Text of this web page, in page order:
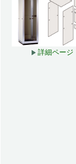
詳細ページ